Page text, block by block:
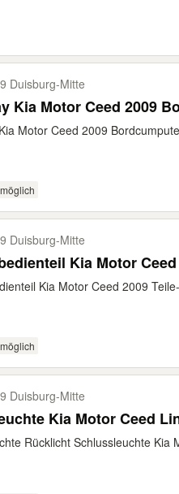
Duisburg-​Mitte
Kia Motor Ceed 2009
Motor Ceed 2009
Duisburg-​Mitte
Kia Motor Ceed
Kia Motor Ceed 2009
Duisburg-​Mitte
Kia Motor Ceed
Rücklicht Schlussleuchte Kia